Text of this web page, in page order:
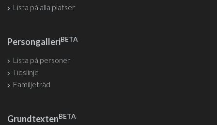
Lista på alla platser
PersongalleriBETA
Lista på personer
Tidslinje
Familjeträd
GrundtextenBETA